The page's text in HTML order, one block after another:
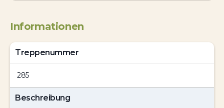
Informationen
Treppenummer
285
Beschreibung